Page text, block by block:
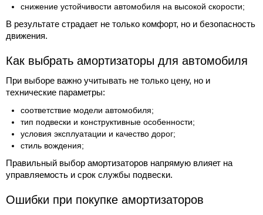
снижение устойчивости автомобиля на высокой скорости;
В результате страдает не только комфорт, но и безопасность
движения.
Как выбрать амортизаторы для автомобиля
При выборе важно учитывать не только цену, но и
технические параметры:
соответствие модели автомобиля;
тип подвески и конструктивные особенности;
условия эксплуатации и качество дорог;
стиль вождения;
Правильный выбор амортизаторов напрямую влияет на
управляемость и срок службы подвески.
Ошибки при покупке амортизаторов